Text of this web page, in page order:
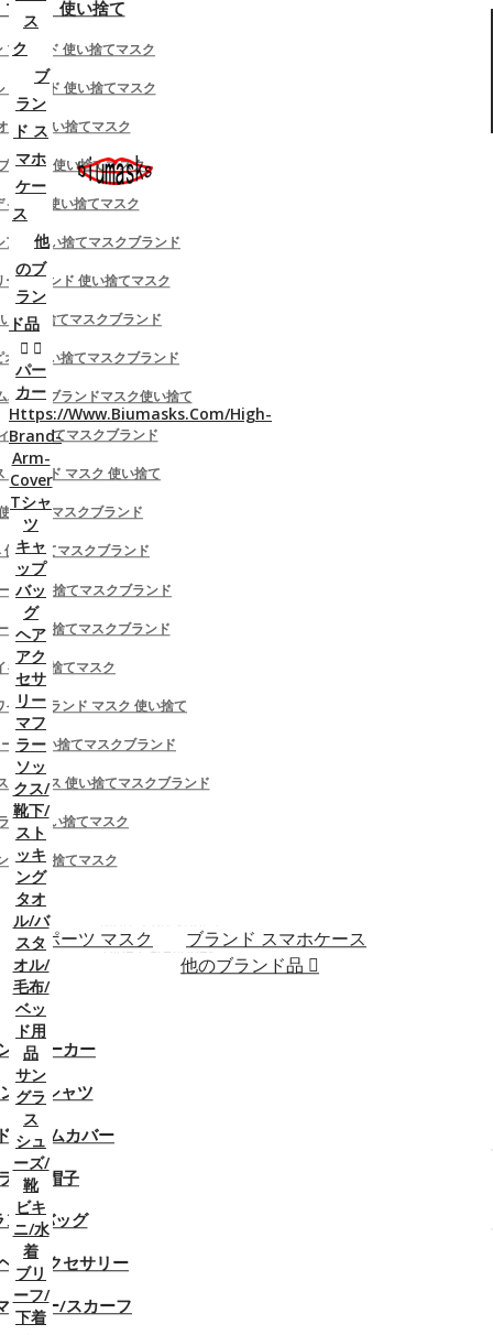
English
製品の比較
お問い合わせ
ス
ク
ブ
ラン
ド ス
マホ
ケー
ス
他
のブ
ラン
ド品
パー
カー
Https://www.biumasks.com/high-
Brand-
Arm-
Cover
Tシャ
ツ
キャ
ップ
バッ
グ
ヘア
アク
セサ
リー
マフ
ラー
ソッ
クス/
靴下/
スト
ッキ
ング
タオ
ル/バ
スタ
オル/
毛布/
ベッ
ド用
品
サン
グラ
ス
シュ
ーズ/
靴
ビキ
ニ/水
着
ブリ
ーフ/
下着
スク 使い捨て
ブランド 使い捨てマスク
ブランド 使い捨てマスク
ール 使い捨てマスク
ランド 使い捨てマスク
ダス 使い捨てマスク
ガ 使い捨てマスクブランド
ブランド 使い捨てマスク
使い捨てマスクブランド
ン 使い捨てマスクブランド
ーツブランドマスク使い捨て
使い捨てマスクブランド
ブランド マスク 使い捨て
い捨てマスクブランド
使い捨てマスクブランド
ル 使い捨てマスクブランド
使い捨てマスクブランド
キ 使い捨てマスク
ト ブランド マスク 使い捨て
ム 使い捨てマスクブランド
ェイス 使い捨てマスクブランド
ンド使い捨てマスク
ド 使い捨てマスク
スポーツ マスク
ブランド スマホケース
他のブランド品
ドパーカー
ドTシャツ
アームカバー
ンド帽子
ンドバッグ
アアクセサリー
フラー/スカーフ
カテゴリー
シャネル/Chanelマスクハイブランド
ルイヴィトン/LV マスクハイブランド
洗え
ディオール/DIORマスク洗える
バーバリー/Burberry マスクハイブラ
ンド 洗える
プーマ/pumaマスクハイブランド 洗
える
ド 洗える
オフホワイト/Off Whiteマスクハイブ
グッチ/Gucciマスクハイブランド
チャンピオン/Champion マスクハイ
ブランド
バレンシアガ/BALENCIAGA マスク ハ
イブランド
シュプリーム/Supreme マスクハイブ
More Categories
Hide Categories
Home
MiuMiu/ミュウミュウブランド子供服